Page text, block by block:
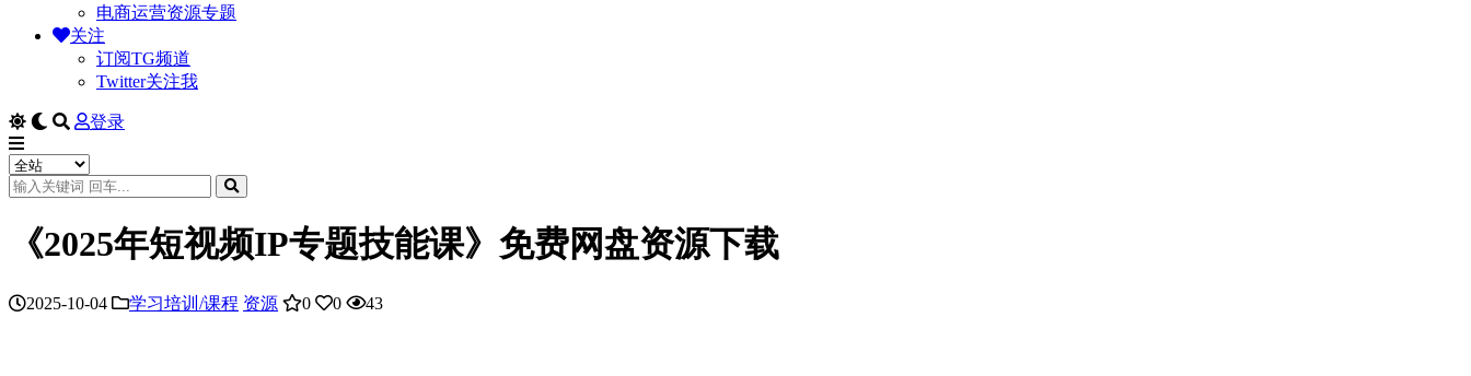
电商运营资源专题
关注
订阅TG频道
Twitter关注我
登录
《2025年短视频IP专题技能课》免费网盘资源下载
2025-10-04 学习培训/课程 资源 0 0 43